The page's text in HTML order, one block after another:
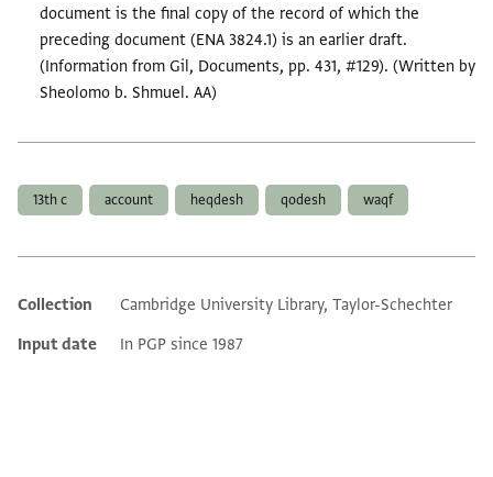
document is the final copy of the record of which the
preceding document (ENA 3824.1) is an earlier draft.
(Information from Gil, Documents, pp. 431, #129). (Written by
Sheolomo b. Shmuel. AA)
13th c account heqdesh qodesh waqf
Additional metadata
Collection
Cambridge University Library, Taylor-Schechter
Input date
In PGP since 1987